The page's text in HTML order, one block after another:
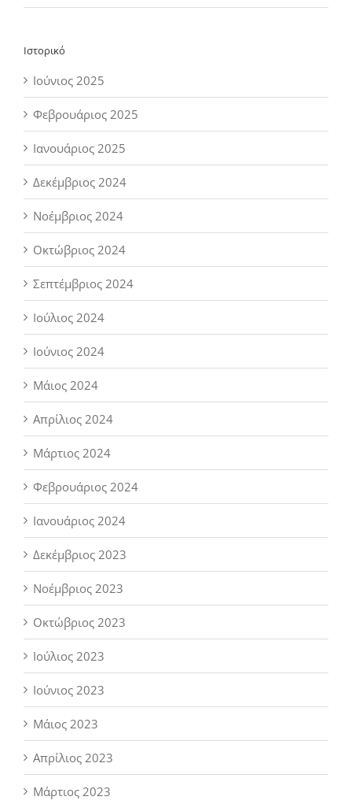
Ιστορικό
Ιούνιος 2025
Φεβρουάριος 2025
Ιανουάριος 2025
Δεκέμβριος 2024
Νοέμβριος 2024
Οκτώβριος 2024
Σεπτέμβριος 2024
Ιούλιος 2024
Ιούνιος 2024
Μάιος 2024
Απρίλιος 2024
Μάρτιος 2024
Φεβρουάριος 2024
Ιανουάριος 2024
Δεκέμβριος 2023
Νοέμβριος 2023
Οκτώβριος 2023
Ιούλιος 2023
Ιούνιος 2023
Μάιος 2023
Απρίλιος 2023
Μάρτιος 2023